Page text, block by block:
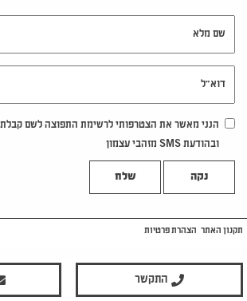
הנני מאשר את הצטרפותי לרשימת התפוצה לשם
ובהודעת SMS מזהבי עצמון
נקה
התקשר
תקנון האתר הצהרת פרטיות